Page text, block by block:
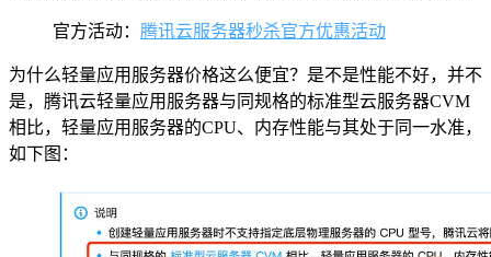
官方活动： 腾讯云服务器秒杀官方优惠活动
为什么轻量应用服务器价格这么便宜？是不是性能不好，并不
是，腾讯云轻量应用服务器与同规格的标准型云服务器CVM
相比，轻量应用服务器的CPU、内存性能与其处于同一水准，
如下图：